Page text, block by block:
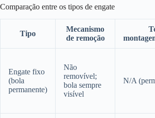
Comparação entre os tipos de engate
Tipo
Mecanismo
de remoção
Engate fixo
(bola
permanente)
Não
removível;
bola sempre
visível
N/A